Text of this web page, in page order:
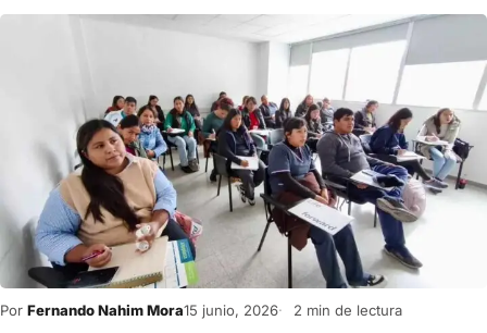
Por Fernando Nahim Mora15 junio, 2026 2 min de lectura